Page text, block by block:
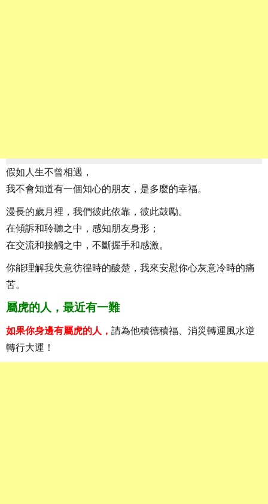
假如人生不曾相遇，
我不會知道有一個知心的朋友，是多麼的幸福。
漫長的歲月裡，我們彼此依靠，彼此鼓勵。
在傾訴和聆聽之中，感知朋友身形；
在交流和接觸之中，不斷握手和感激。
你能理解我失意彷徨時的酸楚，我來安慰你心灰意冷時的痛
苦。
屬虎的人，最近有一難
如果你身邊有屬虎的人， 請為他積德積福、消災轉運風水逆
轉行大運！